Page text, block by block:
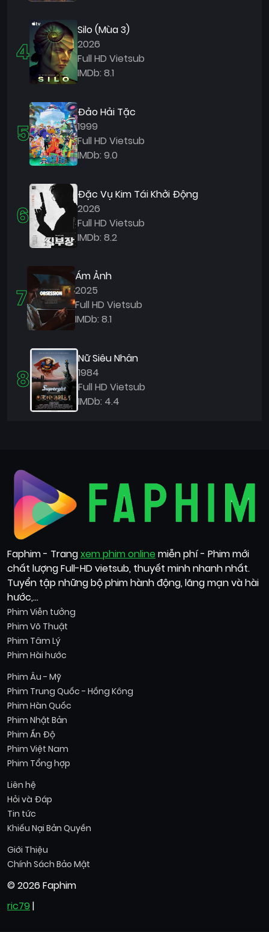
4
Silo (Mùa 3)
2026
Full HD Vietsub
IMDb: 8.1
5
Đảo Hải Tặc
1999
Full HD Vietsub
IMDb: 9.0
6
Đặc Vụ Kim Tái Khởi Động
2026
Full HD Vietsub
IMDb: 8.2
7
Ám Ảnh
2025
Full HD Vietsub
IMDb: 8.1
8
Nữ Siêu Nhân
1984
Full HD Vietsub
IMDb: 4.4
Faphim - Trangxem phim online miễn phí - Phim mới
chất lượng Full-HD vietsub, thuyết minh nhanh nhất.
Tuyển tập những bộ phim hành động, lãng mạn và hài
hước,...
Phim Viễn tưởng
Phim Võ Thuật
Phim Tâm Lý
Phim Hài hước
Phim Âu - Mỹ
Phim Trung Quốc - Hồng Kông
Phim Hàn Quốc
Phim Nhật Bản
Phim Ấn Độ
Phim Việt Nam
Phim Tổng hợp
Liên hệ
Hỏi và Đáp
Tin tức
Khiếu Nại Bản Quyền
Giới Thiệu
Chính Sách Bảo Mật
© 2026 Faphim
ric79 |